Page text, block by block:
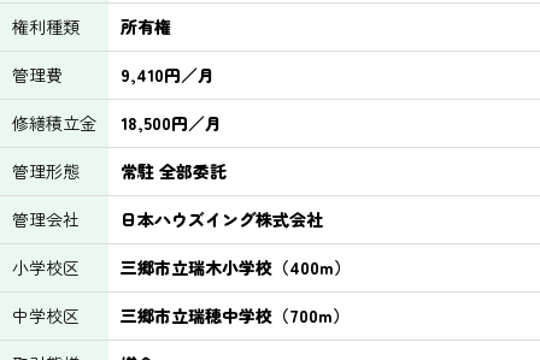
権利種類
所有権
管理費
9,410円／月
修繕積立金
18,500円／月
管理形態
常駐 全部委託
管理会社
日本ハウズイング株式会社
小学校区
三郷市立瑞木小学校（400m）
中学校区
三郷市立瑞穂中学校（700m）